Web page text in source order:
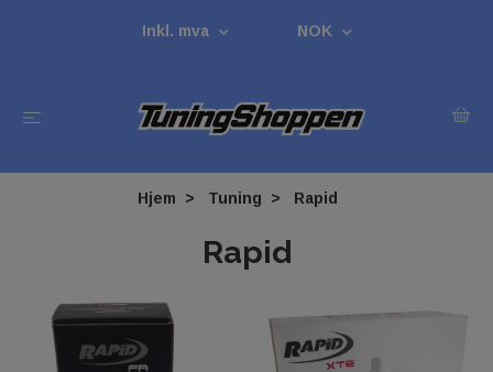
Inkl. mva NOK
Hjem Tuning Rapid
Rapid